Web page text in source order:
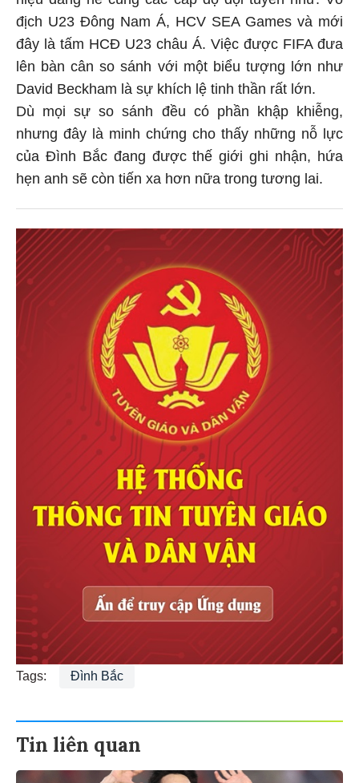
địch U23 Đông Nam Á, HCV SEA Games và mới
đây là tấm HCĐ U23 châu Á. Việc được FIFA đưa
lên bàn cân so sánh với một biểu tượng lớn như
David Beckham là sự khích lệ tinh thần rất lớn.
Dù mọi sự so sánh đều có phần khập khiễng,
nhưng đây là minh chứng cho thấy những nỗ lực
của Đình Bắc đang được thế giới ghi nhận, hứa
hẹn anh sẽ còn tiến xa hơn nữa trong tương lai.
Tags: Đình Bắc
Tin liên quan